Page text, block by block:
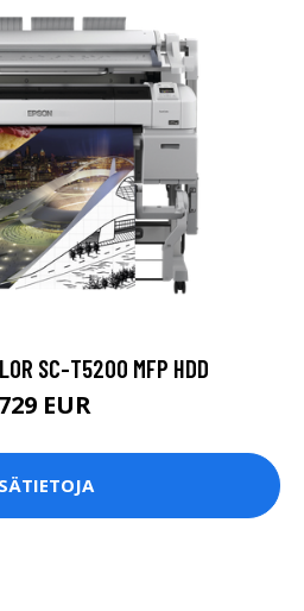
SC-T5200 MFP HDD
EUR